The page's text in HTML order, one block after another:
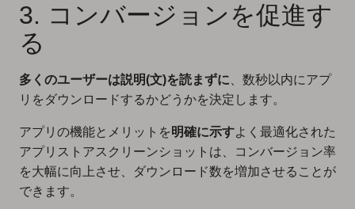
3. コンバージョンを促進す
る
多くのユーザーは説明(文)を読まずに 、数秒以内にアプ
リをダウンロードするかどうかを決定します。
アプリの機能とメリットを明確に示すよく最適化された
アプリストアスクリーンショットは、コンバージョン率
を大幅に向上させ、ダウンロード数を増加させることが
できます。